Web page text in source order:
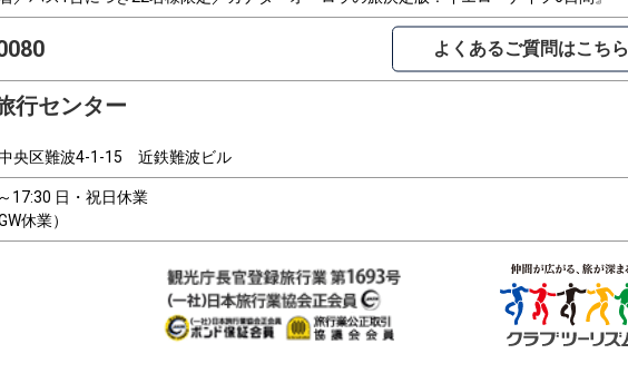
よくあるご質問はこちら
行センター
央区難波4-1-15 近鉄難波ビル
17:30 日・祝日休業
休業）